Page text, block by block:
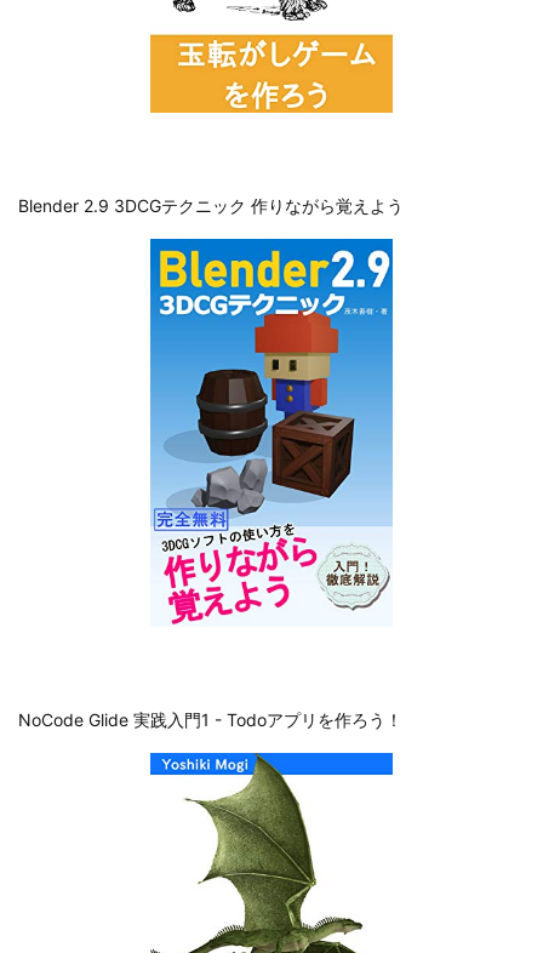
Blender 2.9 3DCGテクニック 作りながら覚えよう
NoCode Glide 実践入門1 - Todoアプリを作ろう！